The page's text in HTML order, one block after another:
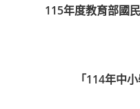
115年度教育部國
「114年中